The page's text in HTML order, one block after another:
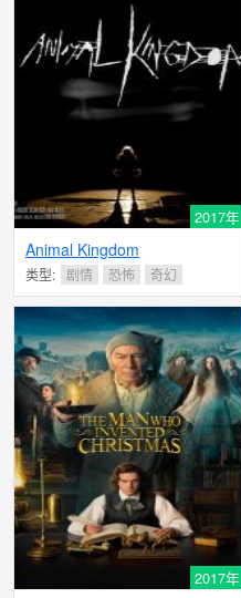
2017年
Animal Kingdom
类型: 剧情 恐怖 奇幻
2017年